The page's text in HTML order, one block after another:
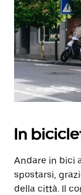
In
Andare in bici
spostarsi,
della città. Il